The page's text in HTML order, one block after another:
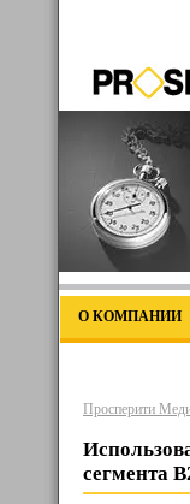
О КОМПАНИИ
Просперити
сегмента